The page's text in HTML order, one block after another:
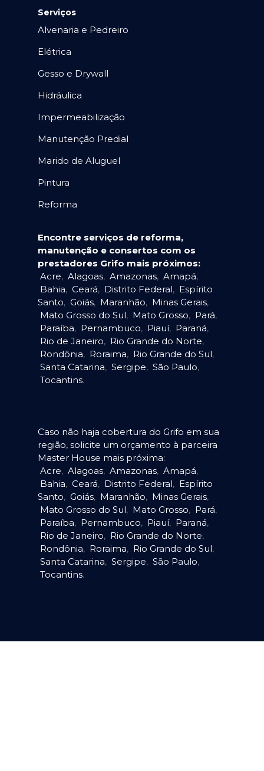
Serviços
Alvenaria e Pedreiro
Elétrica
Gesso e Drywall
Hidráulica
Impermeabilização
Manutenção Predial
Marido de Aluguel
Pintura
Reforma
Encontre serviços de reforma,
manutenção e consertos com os
prestadores Grifo mais próximos:
Acre, Alagoas, Amazonas, Amapá,
Bahia, Ceará, Distrito Federal, Espírito
Santo, Goiás, Maranhão, Minas Gerais,
Mato Grosso do Sul, Mato Grosso, Pará,
Paraíba, Pernambuco, Piauí, Paraná,
Rio de Janeiro, Rio Grande do Norte,
Rondônia, Roraima, Rio Grande do Sul,
Santa Catarina, Sergipe, São Paulo,
Tocantins.
Caso não haja cobertura do Grifo em sua
região, solicite um orçamento à parceira
Master House mais próxima:
Acre, Alagoas, Amazonas, Amapá,
Bahia, Ceará, Distrito Federal, Espírito
Santo, Goiás, Maranhão, Minas Gerais,
Mato Grosso do Sul, Mato Grosso, Pará,
Paraíba, Pernambuco, Piauí, Paraná,
Rio de Janeiro, Rio Grande do Norte,
Rondônia, Roraima, Rio Grande do Sul,
Santa Catarina, Sergipe, São Paulo,
Tocantins.